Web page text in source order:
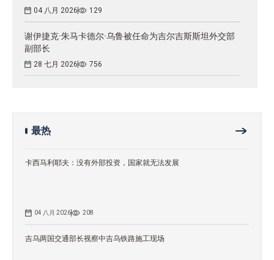
04 八月 2026 129
谢伊捷克·朱马卡德尔·乌鲁被任命为吉尔吉斯斯坦外交部
副部长
28 七月 2026 756
最热
卡西马利耶夫：没有外部投资，国家就无法发展
04 八月 2026 208
吉乌两国交通部长视察中吉乌铁路施工现场